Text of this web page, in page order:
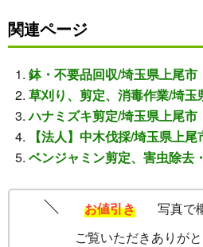
関連ページ
鉢・不要品回収/埼玉県上尾市
草刈り、剪定、消毒作業/埼玉
ハナミズキ剪定/埼玉県上尾市
【法人】中木伐採/埼玉県上尾
ベンジャミン剪定、害虫除去
お値引き
写真で
ご覧いただきありが